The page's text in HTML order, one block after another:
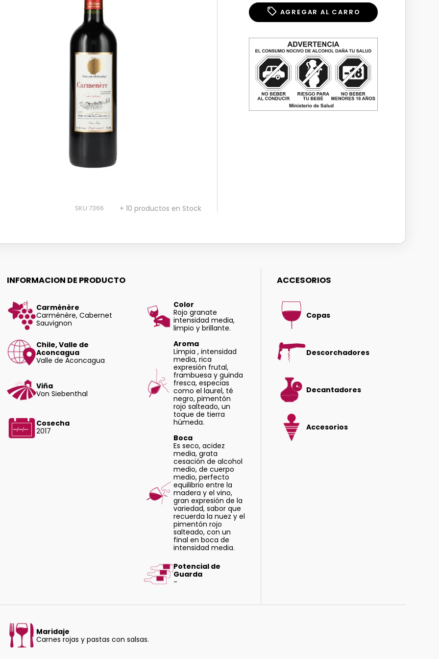
SKU:7366 + 10 productos en Stock
AGREGAR AL CARRO
INFORMACION DE PRODUCTO
Carménère
Carménère, Cabernet
Sauvignon
Chile, Valle de
Aconcagua
Valle de Aconcagua
Viña
Von Siebenthal
Cosecha
2017
Color
Rojo granate
intensidad media,
limpio y brillante.
Aroma
Limpia , intensidad
media, rica
expresión frutal,
frambuesa y guinda
fresca, especias
como el laurel, té
negro, pimentón
rojo salteado, un
toque de tierra
húmeda.
Boca
Es seco, acidez
media, grata
cesación de alcohol
medio, de cuerpo
medio, perfecto
equilibrio entre la
madera y el vino,
gran expresión de la
variedad, sabor que
recuerda la nuez y el
pimentón rojo
salteado, con un
final en boca de
intensidad media.
Potencial de
Guarda
-
ACCESORIOS
Copas
Descorchadores
Decantadores
Accesorios
Maridaje
Carnes rojas y pastas con salsas.
montes